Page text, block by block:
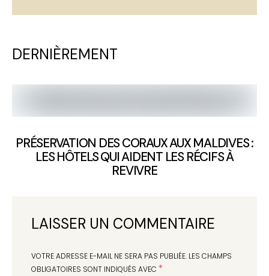
DERNIÈREMENT
PRÉSERVATION DES CORAUX AUX MALDIVES :
LES HÔTELS QUI AIDENT LES RÉCIFS À
REVIVRE
LAISSER UN COMMENTAIRE
VOTRE ADRESSE E-MAIL NE SERA PAS PUBLIÉE. LES CHAMPS
OBLIGATOIRES SONT INDIQUÉS AVEC *